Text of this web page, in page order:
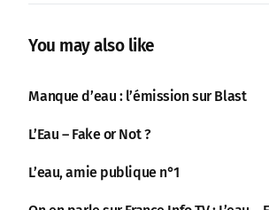
You may also like
Manque d’eau : l’émission sur Blast
L’Eau – Fake or Not ?
L’eau, amie publique n°1